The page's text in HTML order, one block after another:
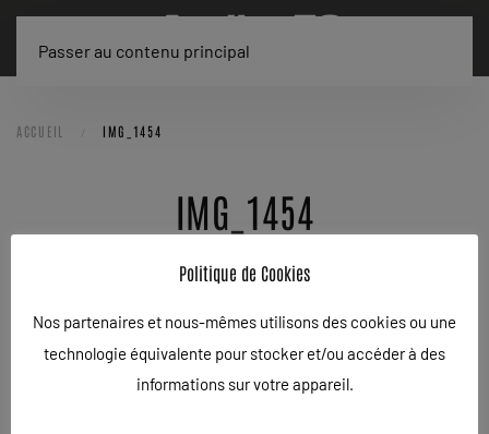
Passer au contenu principal
ACCUEIL IMG_1454
IMG_1454
ÉCRIT LE 29/07/2025
Politique de Cookies
Nos partenaires et nous-mêmes utilisons des cookies ou une
technologie équivalente pour stocker et/ou accéder à des
informations sur votre appareil.